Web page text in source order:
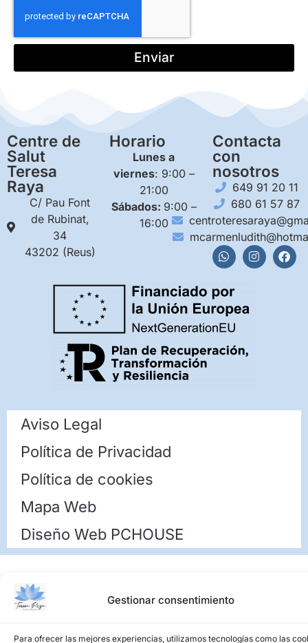
Gestionar consentimiento
Para ofrecer las mejores experiencias, utilizamos tecnologías como las
Enviar
Centre de
Salut
Teresa
Raya
C/ Pau Font
de Rubinat,
34
43202 (Reus)
Horario
Lunes a
viernes: 9:00 –
21:00
Sábados: 9:00 –
16:00
Contacta
con
nosotros
649 91 20 11
680 61 57 87
Aviso Legal
Política de Privacidad
Política de cookies
Mapa Web
Diseño Web PCHOUSE